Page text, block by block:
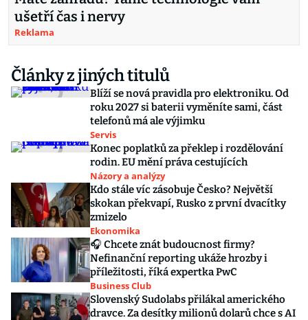
ušetří čas i nervy
Reklama
Články z jiných titulů
Blíží se nová pravidla pro elektroniku. Od
roku 2027 si baterii vyměníte sami, část
telefonů má ale výjimku
Servis
Konec poplatků za překlep i rozdělování
rodin. EU mění práva cestujících
Názory a analýzy
Kdo stále víc zásobuje Česko? Největší
skokan překvapí, Rusko z první dvacítky
zmizelo
Ekonomika
🎧 Chcete znát budoucnost firmy?
Nefinanční reporting ukáže hrozby i
příležitosti, říká expertka PwC
Business Club
Slovenský Sudolabs přilákal amerického
dravce. Za desítky milionů dolarů chce s AI